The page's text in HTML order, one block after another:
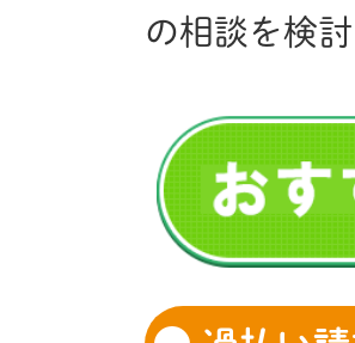
の相談を検